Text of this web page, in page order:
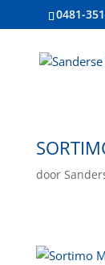
0481-
door